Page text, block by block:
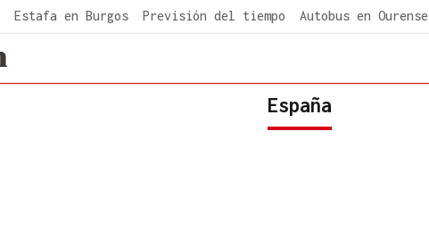
Estafa en Burgos Previsión del tiempo Autobus en Ourense
España